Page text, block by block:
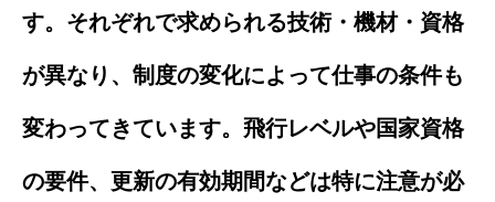
す。それぞれで求められる技術・機材・資格
が異なり、制度の変化によって仕事の条件も
変わってきています。飛行レベルや国家資格
の要件、更新の有効期間などは特に注意が必